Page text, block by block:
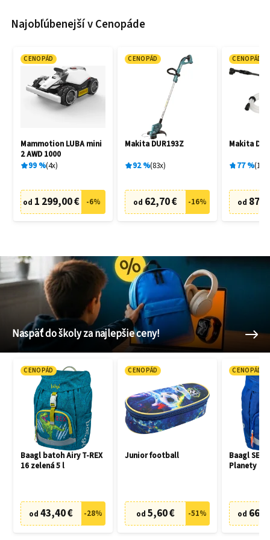
Najobľúbenejší v Cenopáde
CENOPÁD
Mammotion LUBA mini
2 AWD 1000
99% 4x
od 1 299,00 € -6%
CENOPÁD
Makita DUR193Z
92% 83x
od 62,70 € -16%
CENOPÁD
Makita
77% 19
od
Naspäť do školy za najlepšie ceny!
CENOPÁD
Baagl batoh Airy T-REX
16 zelená 5 l
od 43,40 € -28%
CENOPÁD
Junior football
od 5,60 € -51%
CENOPÁD
Baagl SET
Planety
od